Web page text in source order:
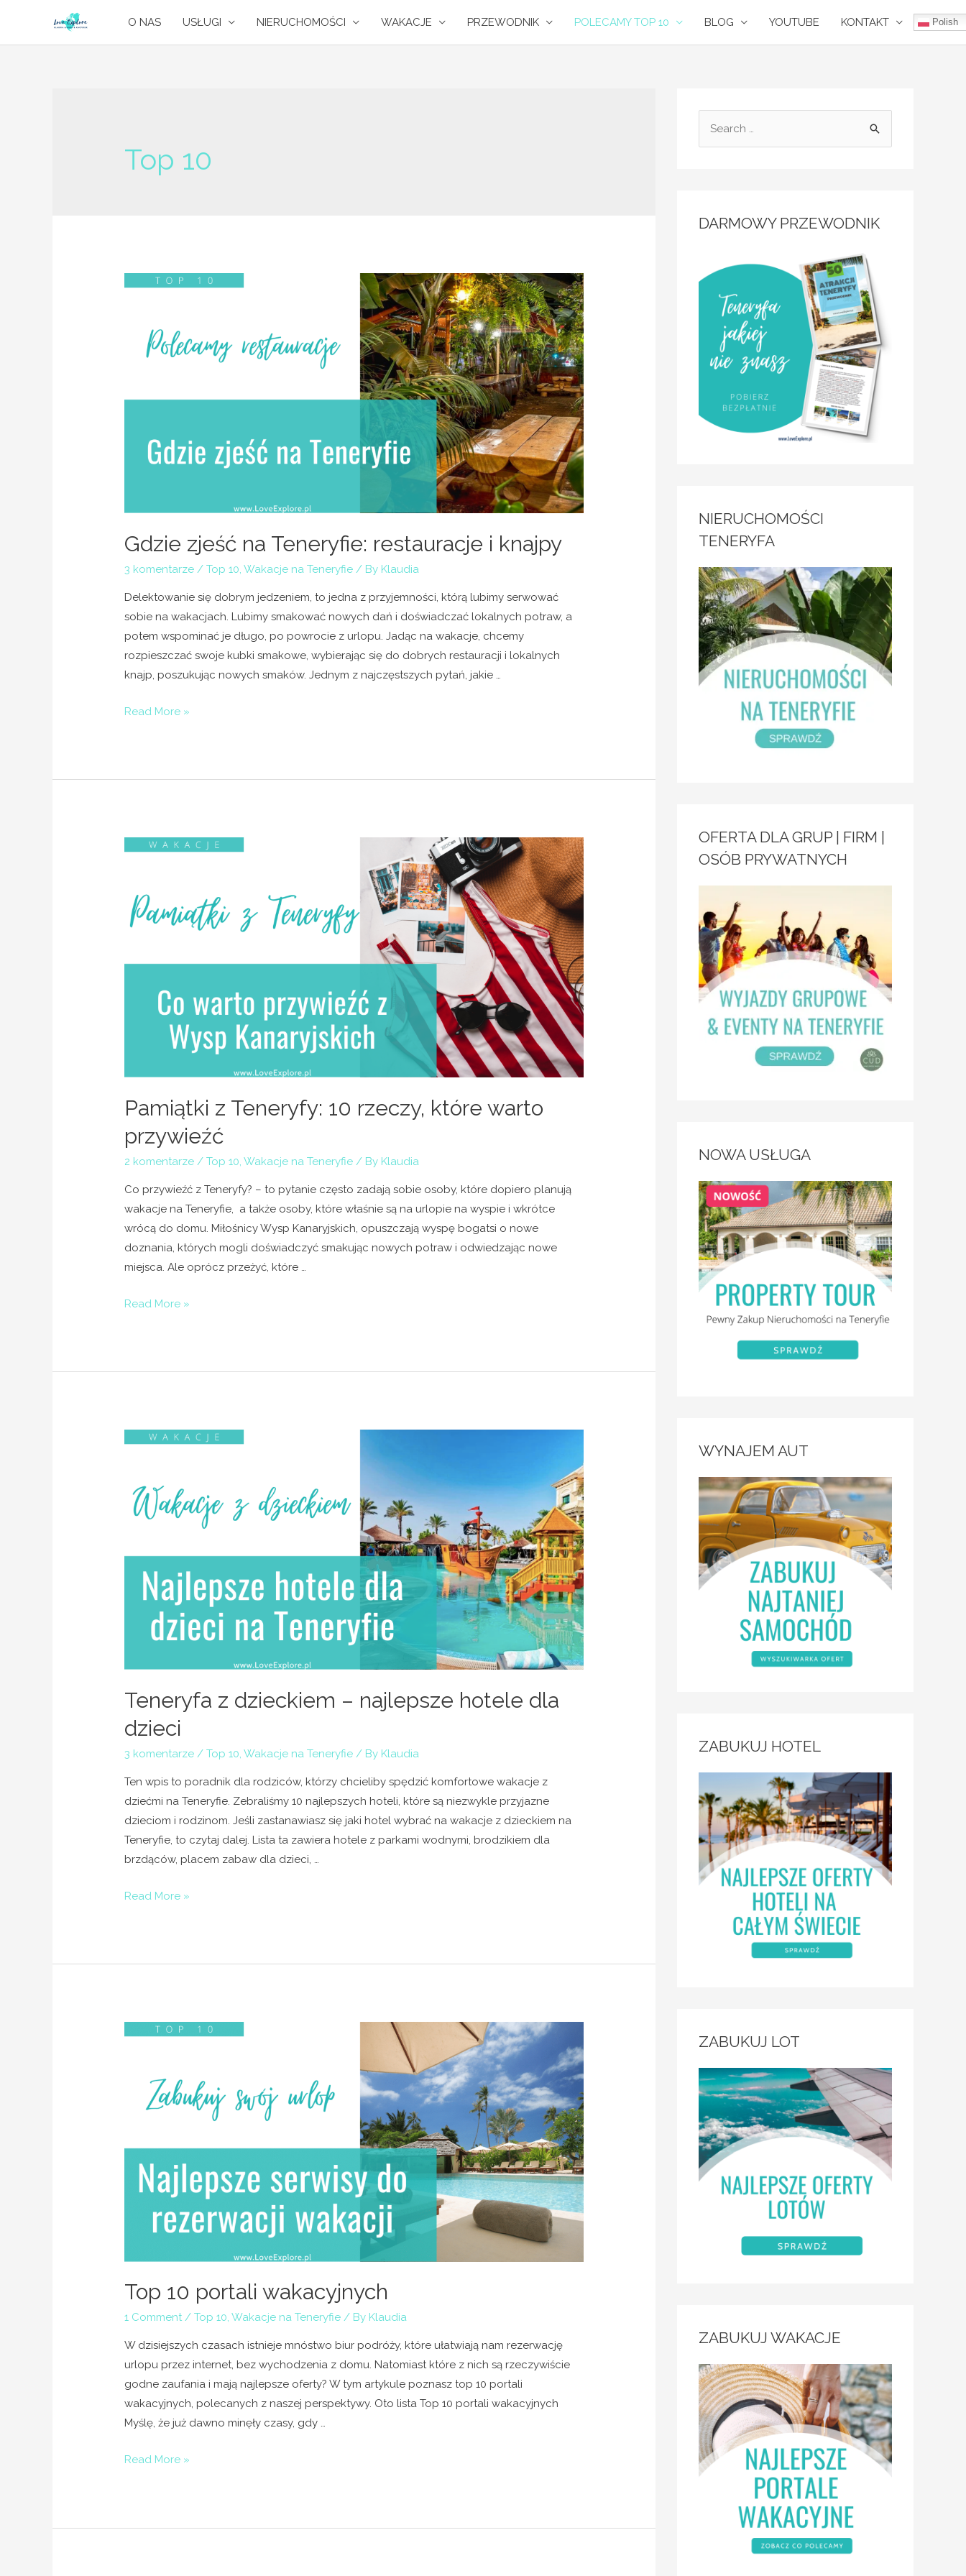
O NAS USŁUGI NIERUCHOMOŚCI WAKACJE PRZEWODNIK POLECAMY TOP 10 BLOG YOUTUBE KONTAKT Polish
Top 10
Gdzie zjeść na Teneryfie: restauracje i knajpy
3 komentarze /Top 10,Wakacje na Teneryfie / By Klaudia
Delektowanie się dobrym jedzeniem, to jedna z przyjemności, którą lubimy serwować
sobie na wakacjach. Lubimy smakować nowych dań i doświadczać lokalnych potraw, a
potem wspominać je długo, po powrocie z urlopu. Jadąc na wakacje, chcemy
rozpieszczać swoje kubki smakowe, wybierając się do dobrych restauracji i lokalnych
knajp, poszukując nowych smaków. Jednym z najczęstszych pytań, jakie …
Read More »
Pamiątki z Teneryfy: 10 rzeczy, które warto
przywieźć
2 komentarze /Top 10,Wakacje na Teneryfie / By Klaudia
Co przywieźć z Teneryfy? – to pytanie często zadają sobie osoby, które dopiero planują
wakacje na Teneryfie, a także osoby, które właśnie są na urlopie na wyspie i wkrótce
wrócą do domu. Miłośnicy Wysp Kanaryjskich, opuszczają wyspę bogatsi o nowe
doznania, których mogli doświadczyć smakując nowych potraw i odwiedzając nowe
miejsca. Ale oprócz przeżyć, które …
Read More »
Teneryfa z dzieckiem – najlepsze hotele dla
dzieci
3 komentarze /Top 10 ,Wakacje na Teneryfie / By Klaudia
Ten wpis to poradnik dla rodziców, którzy chcieliby spędzić komfortowe wakacje z
dziećmi na Teneryfie. Zebraliśmy 10 najlepszych hoteli, które są niezwykle przyjazne
dzieciom i rodzinom. Jeśli zastanawiasz się jaki hotel wybrać na wakacje z dzieckiem na
Teneryfie, to czytaj dalej. Lista ta zawiera hotele z parkami wodnymi, brodzikiem dla
brzdąców, placem zabaw dla dzieci, …
Read More »
Top 10 portali wakacyjnych
1 Comment /Top 10,Wakacje na Teneryfie / By Klaudia
W dzisiejszych czasach istnieje mnóstwo biur podróży, które ułatwiają nam rezerwację
urlopu przez internet, bez wychodzenia z domu. Natomiast które z nich są rzeczywiście
godne zaufania i mają najlepsze oferty? W tym artykule poznasz top 10 portali
wakacyjnych, polecanych z naszej perspektywy. Oto lista Top 10 portali wakacyjnych
Myślę, że już dawno minęły czasy, gdy …
Read More »
DARMOWY PRZEWODNIK
NIERUCHOMOŚCI
TENERYFA
OFERTA DLA GRUP | FIRM |
OSÓB PRYWATNYCH
NOWA USŁUGA
WYNAJEM AUT
ZABUKUJ HOTEL
ZABUKUJ LOT
ZABUKUJ WAKACJE